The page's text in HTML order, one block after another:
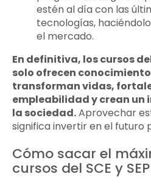
estén al día con las
tecnologías,
el mercado.
En definitiva, los cursos del
solo ofrecen
transforman vidas,
empleabilidad y crean un
la sociedad.Aprovechar
significa invertir en el futuro
Cómo sacar el
cursos del SCE y